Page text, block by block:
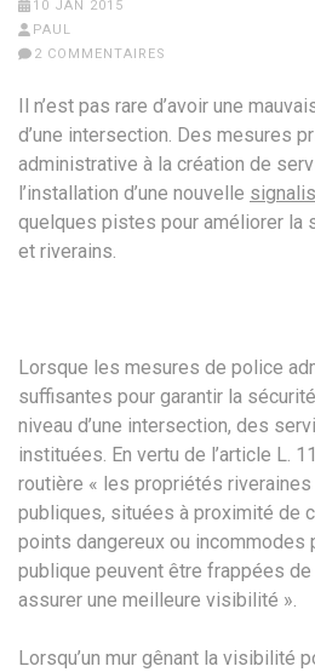
10 JAN 2015
PAUL
2 COMMENTAIRES
Il n’est pas rare d’avoir une
d’une intersection. Des mesures
administrative à la création de
l’installation d’une nouvelle
quelques pistes pour améliorer la
et riverains.
Lorsque les mesures de police
suffisantes pour garantir la
niveau d’une intersection, des
instituées. En vertu de l’article L.
routière « les propriétés
publiques, situées à proximité de
points dangereux ou incommodes
publique peuvent être frappées
assurer une meilleure visibilité ».
Lorsqu’un mur gênant la visibilité